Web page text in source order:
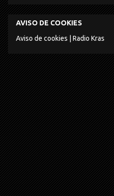
AVISO DE COOKIES
Aviso de cookies | Radio Kras